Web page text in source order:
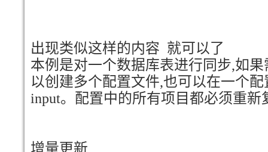
出现类似这样的内容 就可以了
本例是对一个数据库表进行同步,如
以创建多个配置文件,也可以在一个
input。配置中的所有项目都必须重新
增量更新